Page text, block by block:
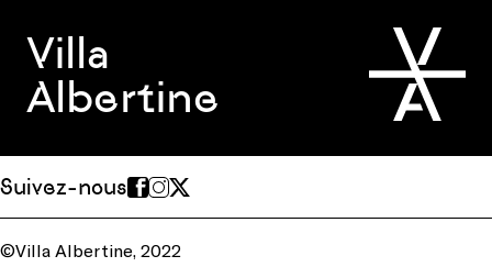
Villa
Albertine
Suivez-nous
©Villa Albertine, 2022